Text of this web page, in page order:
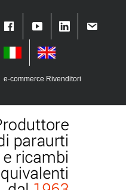
e-commerce Rivenditori